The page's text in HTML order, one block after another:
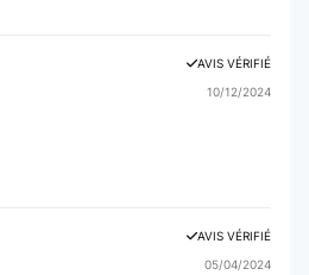
AVIS VÉRIFIÉ
10/12/2024
AVIS VÉRIFIÉ
05/04/2024